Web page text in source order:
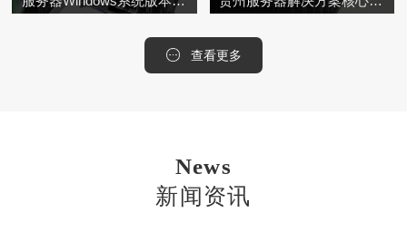
查看更多
News
新闻资讯